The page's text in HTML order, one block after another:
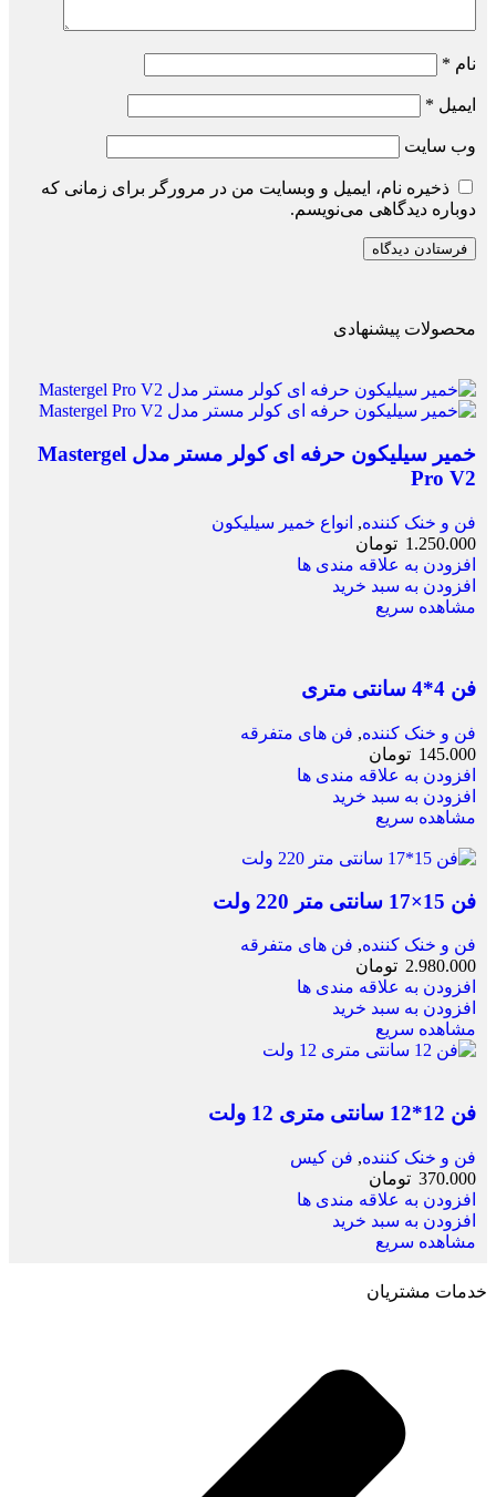
نام *
ایمیل *
وب‌ سایت
ذخیره نام، ایمیل و وبسایت من در مرورگر برای زمانی که
دوباره دیدگاهی می‌نویسم.
محصولات پیشنهادی
خمیر سیلیکون حرفه ای کولر مستر مدل Mastergel
Pro V2
فن و خنک کننده, انواع خمیر سیلیکون
1.250.000 تومان
افزودن به علاقه مندی ها
افزودن به سبد خرید
مشاهده سریع
فن 4*4 سانتی متری
فن و خنک کننده, فن های متفرقه
145.000 تومان
افزودن به علاقه مندی ها
افزودن به سبد خرید
مشاهده سریع
فن 15×17 سانتی متر 220 ولت
فن و خنک کننده, فن های متفرقه
2.980.000 تومان
افزودن به علاقه مندی ها
افزودن به سبد خرید
مشاهده سریع
فن 12*12 سانتی متری 12 ولت
فن و خنک کننده, فن کیس
370.000 تومان
افزودن به علاقه مندی ها
افزودن به سبد خرید
مشاهده سریع
خدمات مشتریان